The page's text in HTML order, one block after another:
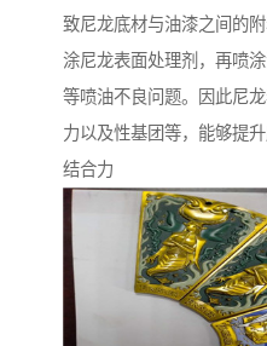
致尼龙底材与油漆之间的
涂尼龙表面处理剂，再喷
等喷油不良问题。因此尼
力以及性基团等，能够提
结合力